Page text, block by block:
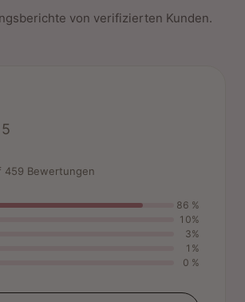
von verifizierten Kunden.
459 Bewertungen
86 %
10%
3%
1%
0 %